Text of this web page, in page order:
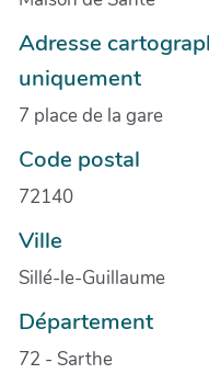
Adresse
uniquement
7 place de la gare
Code postal
72140
Ville
Sillé-le-Guillaume
Département
72 - Sarthe